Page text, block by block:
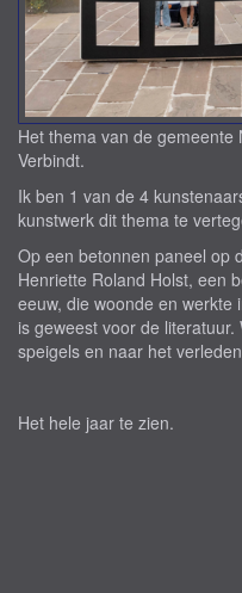
Het thema van de
Verbindt.
Ik ben 1 van de 4
kunstwerk dit thema te
Op een betonnen paneel op
Henriette Roland Holst, een
eeuw, die woonde en werkte
is geweest voor de
speigels en naar het
Het hele jaar te zien.